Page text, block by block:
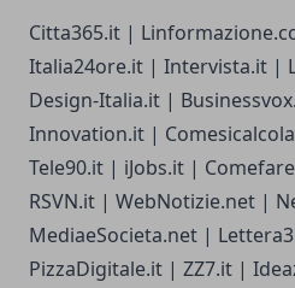
Citta365.it |
Italia24ore.it | Intervista.it |
Design-Italia.it |
Innovation.it |
Tele90.it | iJobs.it |
RSVN.it | WebNotizie.net |
MediaeSocieta.net |
PizzaDigitale.it | ZZ7.it |